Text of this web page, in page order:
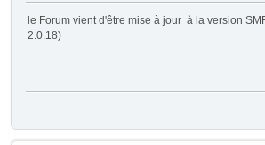
le Forum vient d'être mise à jour à la version
2.0.18)